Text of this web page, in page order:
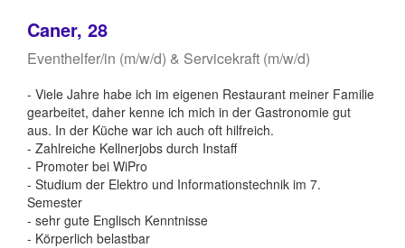
Caner, 28
Eventhelfer/in (m/w/d) & Servicekraft (m/w/d)
- Viele Jahre habe ich im eigenen Restaurant meiner Familie
gearbeitet, daher kenne ich mich in der Gastronomie gut
aus. In der Küche war ich auch oft hilfreich.
- Zahlreiche Kellnerjobs durch Instaff
- Promoter bei WiPro
- Studium der Elektro und Informationstechnik im 7.
Semester
- sehr gute Englisch Kenntnisse
- Körperlich belastbar